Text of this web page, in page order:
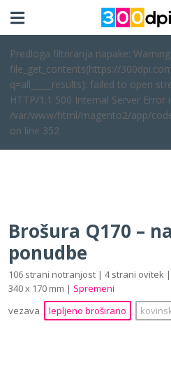
Predloga filtriranja napake: Warning:
file_get_contents(https://
q=all_____results): failed to open
HTTP/1.1 500 Internal Server Error
/var/www/html/magento2/app/
on line 352
Brošura Q170 –
ponudbe
106 strani notranjost | 4 strani ovitek
340 x 170 mm | Spremeni
vezava
lepljeno broširano